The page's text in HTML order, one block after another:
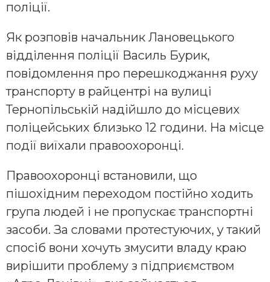
поліції.
Як розповів начальник Лановецького
відділення поліції Василь Бурик,
повідомлення про перешкоджання руху
транспорту в райцентрі на вулиці
Тернопільській надійшло до місцевих
поліцейських близько 12 години. На місце
події виїхали правоохоронці.
Правоохоронці встановили, що
пішохідним переходом постійно ходить
група людей і не пропускає транспортні
засоби. За словами протестуючих, у такий
спосіб вони хочуть змусити владу краю
вирішити проблему з підприємством